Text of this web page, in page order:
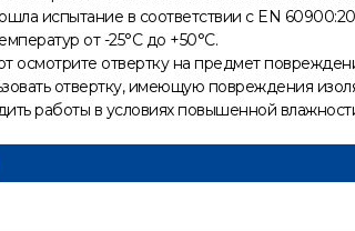
испытание в соответствии с EN
от -25°С до +50°С.
осмотрите отвертку на предмет
отвертку, имеющую повреждения
работы в условиях повышенной